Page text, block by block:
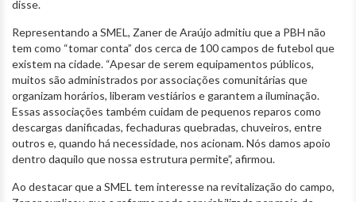
disse.
Representando a SMEL, Zaner de Araújo admitiu que a PBH não
tem como “tomar conta” dos cerca de 100 campos de futebol que
existem na cidade. “Apesar de serem equipamentos públicos,
muitos são administrados por associações comunitárias que
organizam horários, liberam vestiários e garantem a iluminação.
Essas associações também cuidam de pequenos reparos como
descargas danificadas, fechaduras quebradas, chuveiros, entre
outros e, quando há necessidade, nos acionam. Nós damos apoio
dentro daquilo que nossa estrutura permite”, afirmou.
Ao destacar que a SMEL tem interesse na revitalização do campo,